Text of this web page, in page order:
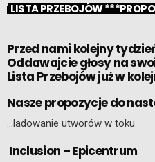
LISTA PRZEBOJÓW
Przed nami kolejny
Oddawajcie głosy na
Lista Przebojów już w
Nasze propozycje do
…ladowanie utworów w toku
Inclusion – Epicentrum